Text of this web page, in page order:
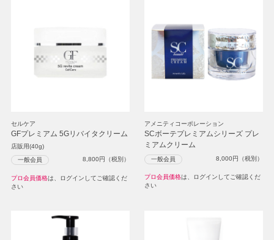
セルケア
GFプレミアム 5Gリバイタクリーム
店販用(40g)
一般会員 8,800円（税別）
プロ会員価格は、ログインしてご確認くだ
さい
アメニティコーポレーション
SCボーテプレミアムシリーズ プレ
ミアムクリーム
一般会員 8,000円（税別）
プロ会員価格は、ログインしてご確認くだ
さい